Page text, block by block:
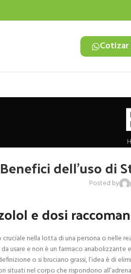
Cotizar
Benefici dell’uso di
Posted by
e dosi
cruciale nella lotta di una persona o
usare e non è un farmaco
o si bruciano grassi, l’idea è di
nel corpo che rispondono